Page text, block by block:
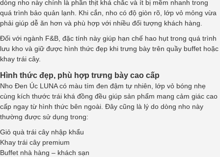
dòng nho này chính là phần thịt khá chắc và ít bị mềm nhanh trong
quá trình bảo quản lạnh. Khi cắn, nho có độ giòn rõ, lớp vỏ mỏng vừa
phải giúp dễ ăn hơn và phù hợp với nhiều đối tượng khách hàng.
Đối với ngành F&B, đặc tính này giúp hạn chế hao hụt trong quá trình
lưu kho và giữ được hình thức đẹp khi trưng bày trên quầy buffet hoặc
khay trái cây.
Hình thức đẹp, phù hợp trưng bày cao cấp
Nho Đen Úc LUNA có màu tím đen đậm tự nhiên, lớp vỏ bóng nhẹ
cùng kích thước trái khá đồng đều giúp sản phẩm mang cảm giác cao
cấp ngay từ hình thức bên ngoài. Đây cũng là lý do dòng nho này
thường được sử dụng trong:
Giỏ quà trái cây nhập khẩu
Khay trái cây premium
Buffet nhà hàng – khách sạn